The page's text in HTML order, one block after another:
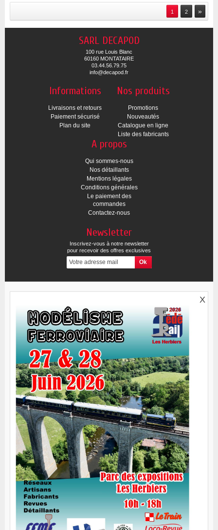
1 2 »
SARL DECAPOD
100 rue Louis Blanc
60160 MONTATAIRE
03.44.56.79.75
info@decapod.fr
Informations
Livraisons et retours
Paiement sécurisé
Plan du site
Nos produits
Promotions
Nouveautés
Catalogue en ligne
Liste des fabricants
A propos
Qui sommes-nous
Nos détaillants
Mentions légales
Conditions générales
Le paiement des
commandes
Contactez-nous
Newsletter
Inscrivez-vous à notre newsletter
pour recevoir des offres exclusives
X